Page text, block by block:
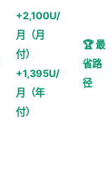
+2,100U/
月（月
付）
+1,395U/
月（年
付）
🏆 最
省路
径